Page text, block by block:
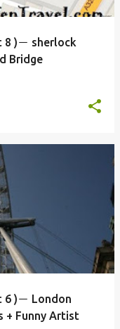
8 )－ sherlock
Bridge
6 )－ London
+ Funny Artist